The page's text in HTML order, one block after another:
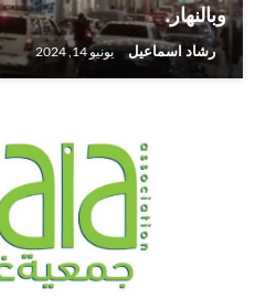
وبالنهار.
رشاد اسماعيل يونيو 14, 2024